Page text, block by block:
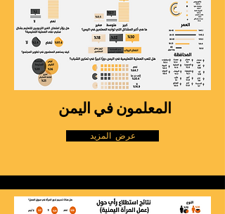
المعلمون في اليمن
عرض المزيد